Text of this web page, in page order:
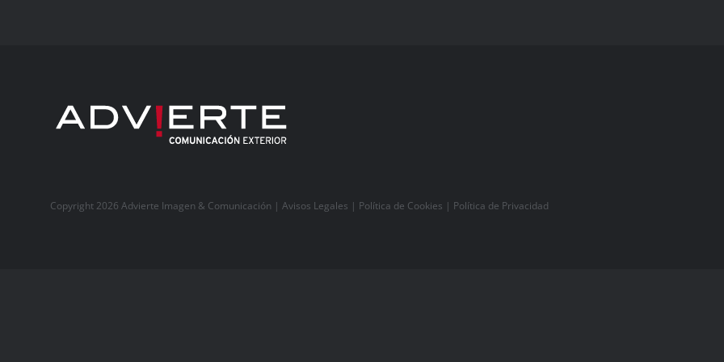
Copyright 2026 Advierte Imagen & Comunicación |Avisos Legales | Política de Cookies | Política de Privacidad